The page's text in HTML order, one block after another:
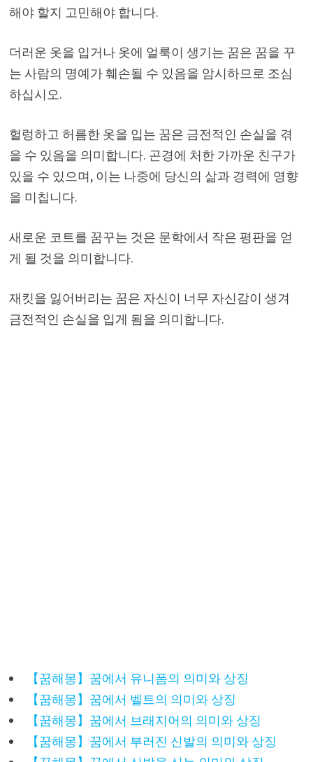
해야 할지 고민해야 합니다.
더러운 옷을 입거나 옷에 얼룩이 생기는 꿈은 꿈을 꾸
는 사람의 명예가 훼손될 수 있음을 암시하므로 조심
하십시오.
헐렁하고 허름한 옷을 입는 꿈은 금전적인 손실을 겪
을 수 있음을 의미합니다. 곤경에 처한 가까운 친구가
있을 수 있으며, 이는 나중에 당신의 삶과 경력에 영향
을 미칩니다.
새로운 코트를 꿈꾸는 것은 문학에서 작은 평판을 얻
게 될 것을 의미합니다.
재킷을 잃어버리는 꿈은 자신이 너무 자신감이 생겨
금전적인 손실을 입게 됨을 의미합니다.
【꿈해몽】꿈에서 유니폼의 의미와 상징
【꿈해몽】꿈에서 벨트의 의미와 상징
【꿈해몽】꿈에서 브래지어의 의미와 상징
【꿈해몽】꿈에서 부러진 신발의 의미와 상징